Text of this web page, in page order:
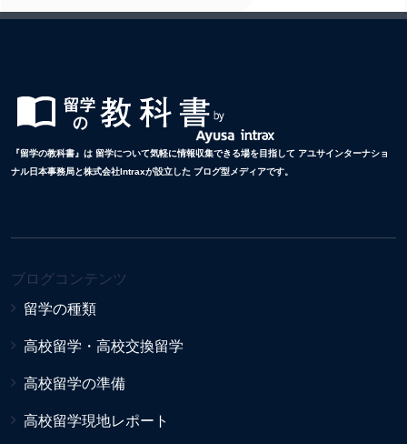
『留学の教科書』は 留学について気軽に情報収集できる場を目指して アユサインターナショ
ナル日本事務局と株式会社Intraxが設立した ブログ型メディアです。
ブログコンテンツ
留学の種類
高校留学・高校交換留学
高校留学の準備
高校留学現地レポート